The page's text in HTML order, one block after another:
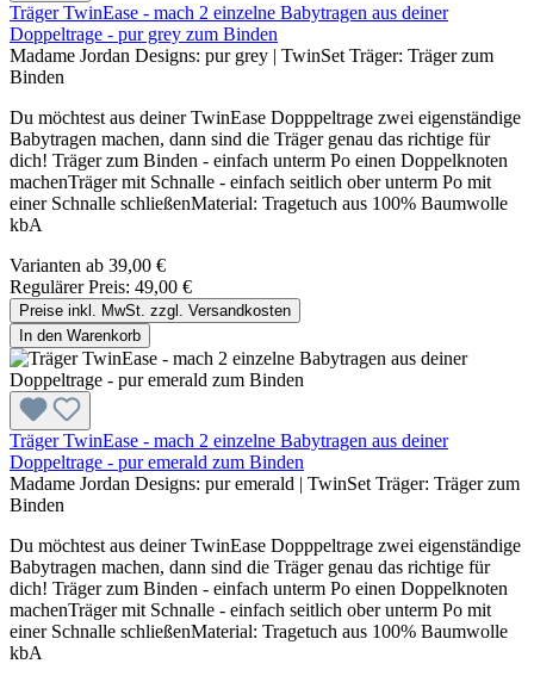
Träger TwinEase - mach 2 einzelne Babytragen aus deiner
Doppeltrage - pur grey zum Binden
Madame Jordan Designs: pur grey | TwinSet Träger: Träger zum
Binden
Du möchtest aus deiner TwinEase Dopppeltrage zwei eigenständige
Babytragen machen, dann sind die Träger genau das richtige für
dich! Träger zum Binden - einfach unterm Po einen Doppelknoten
machenTräger mit Schnalle - einfach seitlich ober unterm Po mit
einer Schnalle schließenMaterial: Tragetuch aus 100% Baumwolle
kbA
Varianten ab 39,00 €
Regulärer Preis: 49,00 €
Preise inkl. MwSt. zzgl. Versandkosten
In den Warenkorb
Träger TwinEase - mach 2 einzelne Babytragen aus deiner
Doppeltrage - pur emerald zum Binden
Madame Jordan Designs: pur emerald | TwinSet Träger: Träger zum
Binden
Du möchtest aus deiner TwinEase Dopppeltrage zwei eigenständige
Babytragen machen, dann sind die Träger genau das richtige für
dich! Träger zum Binden - einfach unterm Po einen Doppelknoten
machenTräger mit Schnalle - einfach seitlich ober unterm Po mit
einer Schnalle schließenMaterial: Tragetuch aus 100% Baumwolle
kbA